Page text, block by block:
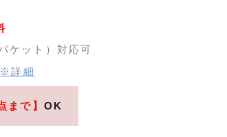
ケット）対応可
※詳細
まで】 OK